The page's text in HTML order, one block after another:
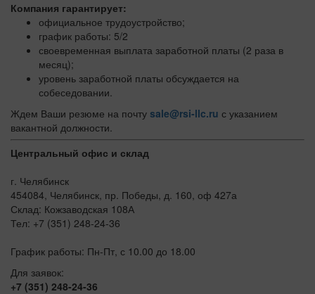
Компания гарантирует:
официальное трудоустройство;
график работы: 5/2
своевременная выплата заработной платы (2 раза в
месяц);
уровень заработной платы обсуждается на
собеседовании.
Ждем Ваши резюме на почту sale@rsi-llc.ru с указанием
вакантной должности.
Центральный офис и склад
г. Челябинск
454084, Челябинск, пр. Победы, д. 160, оф 427а
Склад: Кожзаводская 108А
Тел: +7 (351) 248-24-36
График работы: Пн-Пт, с 10.00 до 18.00
Для заявок:
+7 (351) 248-24-36